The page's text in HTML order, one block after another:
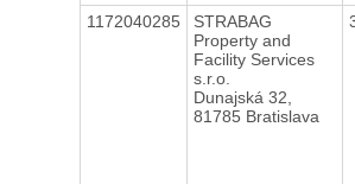
1172040285
STRABAG
Property and
Facility Services
s.r.o.
Dunajská 32,
81785 Bratislava